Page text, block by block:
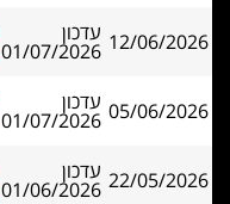
12/06/2026 עדכון
01/07/2026
05/06/2026 עדכון
01/07/2026
22/05/2026 עדכון
01/06/2026